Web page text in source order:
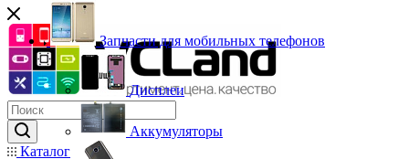
Каталог
Запчасти для мобильных телефонов
Дисплеи
Аккумуляторы